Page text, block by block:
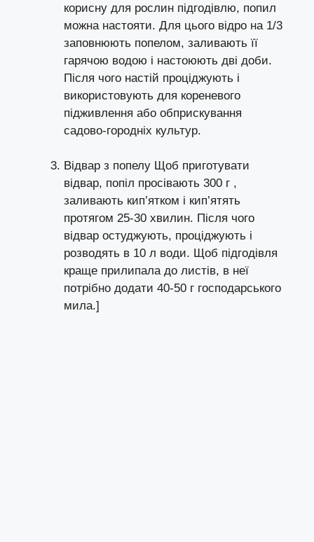
корисну для рослин підгодівлю, попил
можна настояти. Для цього відро на 1/3
заповнюють попелом, заливають її
гарячою водою і настоюють дві доби.
Після чого настій проціджують і
використовують для кореневого
підживлення або обприскування
садово-городніх культур.
Відвар з попелу Щоб приготувати
відвар, попіл просівають 300 г ,
заливають кип’ятком і кип’ятять
протягом 25-30 хвилин. Після чого
відвар остуджують, проціджують і
розводять в 10 л води. Щоб підгодівля
краще прилипала до листів, в неї
потрібно додати 40-50 г господарського
мила.]